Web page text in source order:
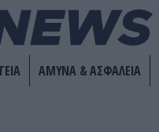
ΑΜΥΝΑ & ΑΣΦΑΛΕΙΑ